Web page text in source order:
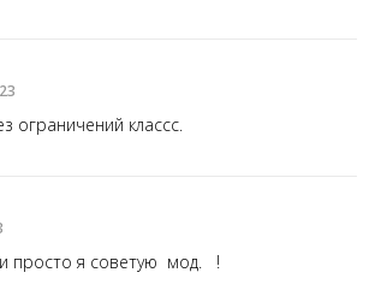
ограничений классс.
просто я советую мод. !